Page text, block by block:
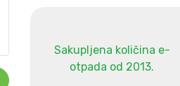
Sakupljena količina e-
otpada od 2013.